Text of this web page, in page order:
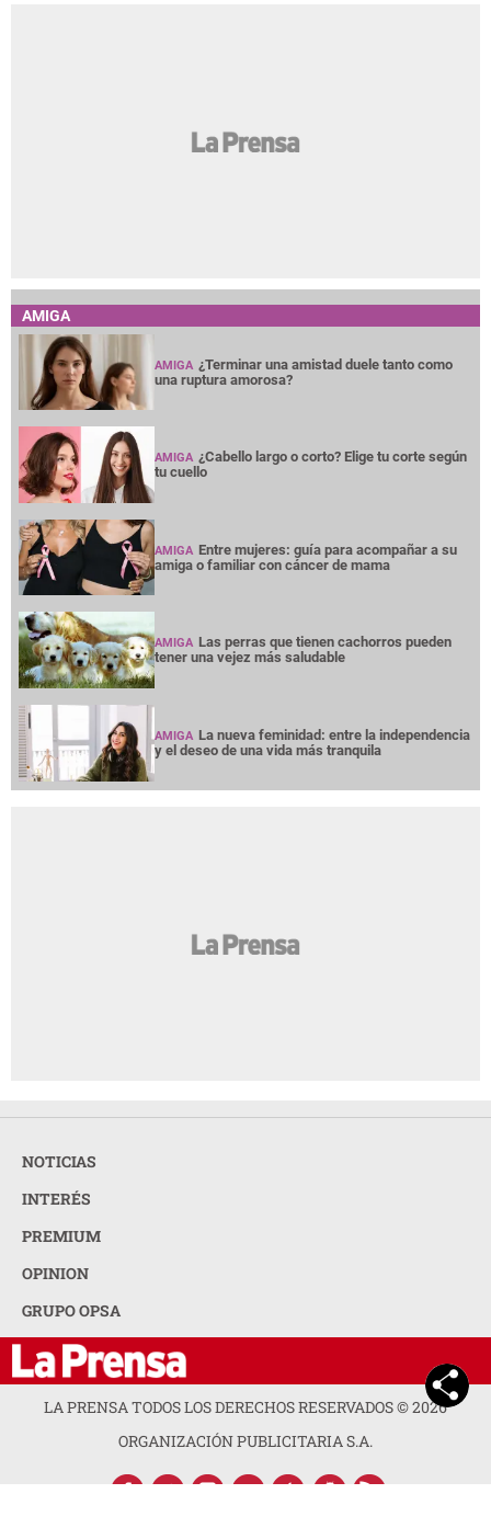
AMIGA
AMIGA ¿Terminar una amistad duele tanto como
una ruptura amorosa?
AMIGA ¿Cabello largo o corto? Elige tu corte según
tu cuello
AMIGA Entre mujeres: guía para acompañar a su
amiga o familiar con cáncer de mama
AMIGA Las perras que tienen cachorros pueden
tener una vejez más saludable
AMIGA La nueva feminidad: entre la independencia
y el deseo de una vida más tranquila
NOTICIAS
INTERÉS
PREMIUM
OPINION
GRUPO OPSA
LA PRENSA TODOS LOS DERECHOS RESERVADOS ©2026
ORGANIZACIÓN PUBLICITARIA S.A.